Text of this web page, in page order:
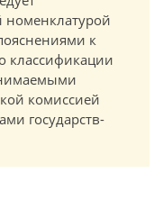
номенклатурой
к
классификации
комиссией
государств-